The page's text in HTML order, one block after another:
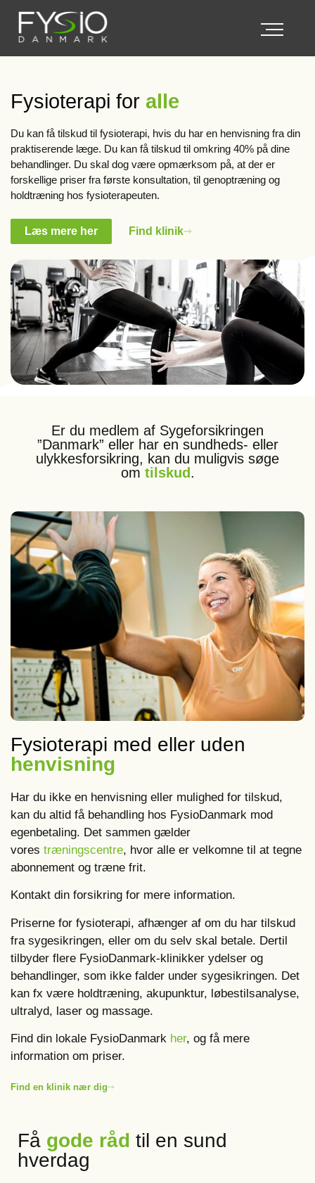
Fysioterapi for alle
Du kan få tilskud til fysioterapi, hvis du har en henvisning fra din
praktiserende læge. Du kan få tilskud til omkring 40% på dine
behandlinger. Du skal dog være opmærksom på, at der er
forskellige priser fra første konsultation, til genoptræning og
holdtræning hos fysioterapeuten.
Læs mere her Find klinik
Er du medlem af Sygeforsikringen
”Danmark” eller har en sundheds- eller
ulykkesforsikring, kan du muligvis søge
om tilskud .
Fysioterapi med eller uden
henvisning
Har du ikke en henvisning eller mulighed for tilskud,
kan du altid få behandling hos FysioDanmark mod
egenbetaling. Det sammen gælder
vores træningscentre, hvor alle er velkomne til at tegne
abonnement og træne frit.
Kontakt din forsikring for mere information.
Priserne for fysioterapi, afhænger af om du har tilskud
fra sygesikringen, eller om du selv skal betale. Dertil
tilbyder flere FysioDanmark-klinikker ydelser og
behandlinger, som ikke falder under sygesikringen. Det
kan fx være holdtræning, akupunktur, løbestilsanalyse,
ultralyd, laser og massage.
Find din lokale FysioDanmark her, og få mere
information om priser.
Find en klinik nær dig
Få gode råd til en sund
hverdag